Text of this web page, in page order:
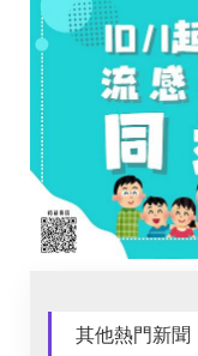
其他熱門新聞